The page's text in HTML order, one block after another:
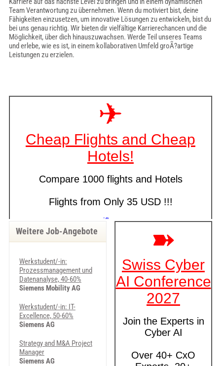
Team Verantwortung zu übernehmen. Wenn du motiviert bist, deine
Fähigkeiten einzusetzen, um innovative Lösungen zu entwickeln, bist du
bei uns genau richtig. Wir bieten dir vielfältige Karrierechancen und die
Möglichkeit, über dich hinauszuwachsen. Werde Teil unseres Teams
und erlebe, wie es ist, in einem kollaborativen Umfeld groÃ?artige
Leistungen zu erzielen.
Weitere Job-Angebote
Werkstudent/-in:
Prozessmanagement und
Datenanalyse, 40-60%
Siemens Mobility AG
Werkstudent/-in: IT-
Excellence, 50-60%
Siemens AG
Strategy and M&A Project
Manager
Siemens AG